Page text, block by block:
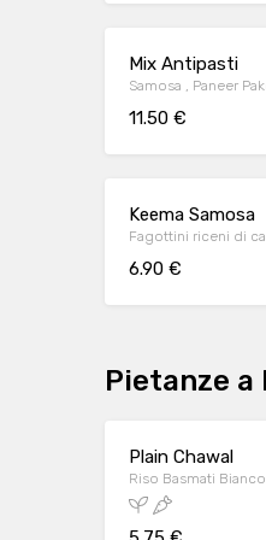
Mix Antipasti
Samosa , Paneer
11.50 €
Keema Samosa
Fagottini riceni di
6.90 €
Pietanze a
Plain Chawal
Riso Basmati Bianco